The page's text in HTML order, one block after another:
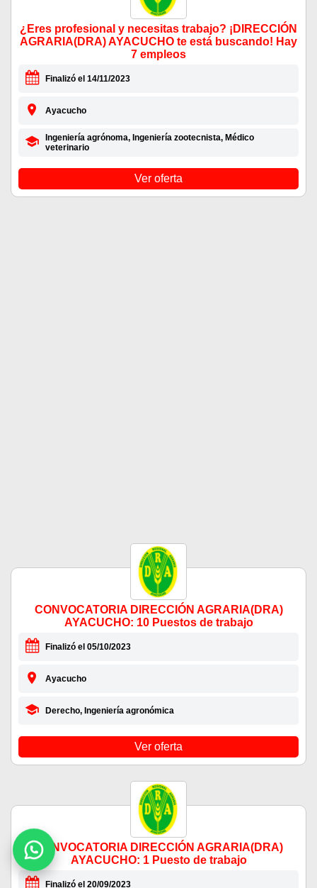
¿Eres profesional y necesitas trabajo? ¡DIRECCIÓN
AGRARIA(DRA) AYACUCHO te está buscando! Hay
7 empleos
Finalizó el 14/11/2023
Ayacucho
Ingeniería agrónoma, Ingeniería zootecnista, Médico
veterinario
Ver oferta
CONVOCATORIA DIRECCIÓN AGRARIA(DRA)
AYACUCHO: 10 Puestos de trabajo
Finalizó el 05/10/2023
Ayacucho
Derecho, Ingeniería agronómica
Ver oferta
CONVOCATORIA DIRECCIÓN AGRARIA(DRA)
AYACUCHO: 1 Puesto de trabajo
Finalizó el 20/09/2023